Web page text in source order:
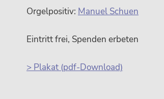
Orgelpositiv: Manuel Schuen
Eintritt frei, Spenden erbeten
> Plakat (pdf-Download)